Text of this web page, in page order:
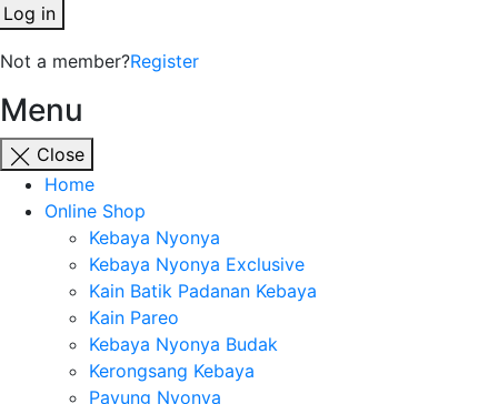
Log in
Not a member?Register
Menu
Close
Home
Online Shop
Kebaya Nyonya
Kebaya Nyonya Exclusive
Kain Batik Padanan Kebaya
Kain Pareo
Kebaya Nyonya Budak
Kerongsang Kebaya
Payung Nyonya